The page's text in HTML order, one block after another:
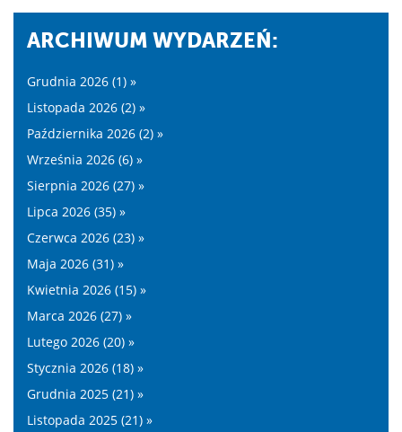
ARCHIWUM WYDARZEŃ:
Grudnia 2026 (1) »
Listopada 2026 (2) »
Października 2026 (2) »
Września 2026 (6) »
Sierpnia 2026 (27) »
Lipca 2026 (35) »
Czerwca 2026 (23) »
Maja 2026 (31) »
Kwietnia 2026 (15) »
Marca 2026 (27) »
Lutego 2026 (20) »
Stycznia 2026 (18) »
Grudnia 2025 (21) »
Listopada 2025 (21) »